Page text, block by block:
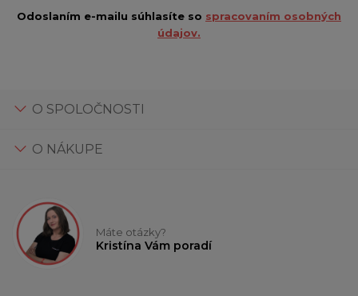
Odoslaním e-mailu súhlasíte so spracovaním osobných
údajov.
O SPOLOČNOSTI
O NÁKUPE
Máte otázky?
Kristína Vám poradí